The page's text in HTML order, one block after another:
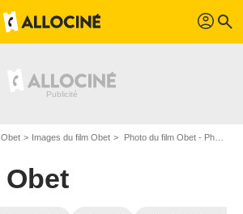
profil search
Obet Images du film Obet Photo du film Obet - Photo 1
Obet